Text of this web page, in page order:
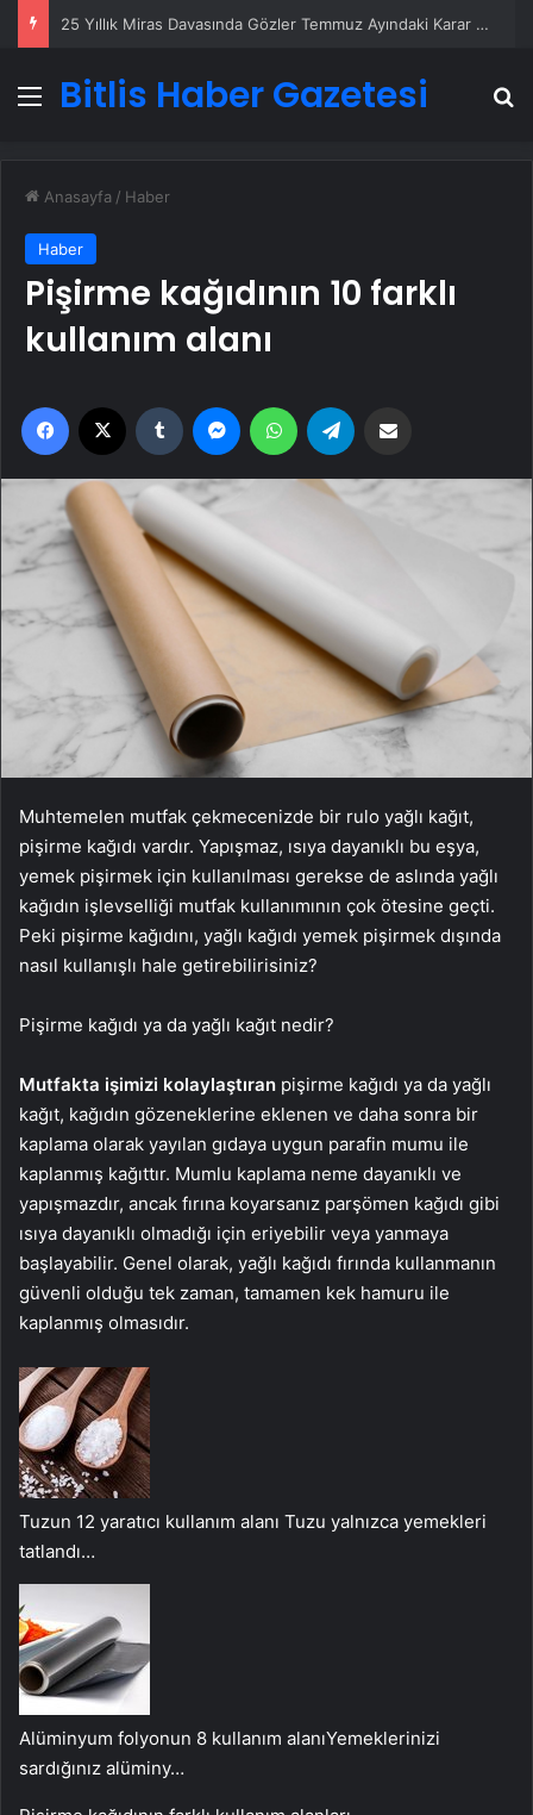
25 Yıllık Miras Davasında Gözler Temmuz Ayındaki Karar Duruşmasına Çevrildi
Menü
Bitlis Haber Gazetesi
Anasayfa / Haber
Haber
Pişirme kağıdının 10 farklı
kullanım alanı
Facebook Tumblr MessengerWhatsApp
Muhtemelen mutfak çekmecenizde bir rulo yağlı kağıt,
pişirme kağıdı vardır. Yapışmaz, ısıya dayanıklı bu eşya,
yemek pişirmek için kullanılması gerekse de aslında yağlı
kağıdın işlevselliği mutfak kullanımının çok ötesine geçti.
Peki pişirme kağıdını, yağlı kağıdı yemek pişirmek dışında
nasıl kullanışlı hale getirebilirisiniz?
Pişirme kağıdı ya da yağlı kağıt nedir?
Mutfakta işimizi kolaylaştıran pişirme kağıdı ya da yağlı
kağıt, kağıdın gözeneklerine eklenen ve daha sonra bir
kaplama olarak yayılan gıdaya uygun parafin mumu ile
kaplanmış kağıttır. Mumlu kaplama neme dayanıklı ve
yapışmazdır, ancak fırına koyarsanız parşömen kağıdı gibi
ısıya dayanıklı olmadığı için eriyebilir veya yanmaya
başlayabilir. Genel olarak, yağlı kağıdı fırında kullanmanın
güvenli olduğu tek zaman, tamamen kek hamuru ile
kaplanmış olmasıdır.
Tuzun 12 yaratıcı kullanım alanı Tuzu yalnızca yemekleri
tatlandı…
Alüminyum folyonun 8 kullanım alanıYemeklerinizi
sardığınız alüminy…